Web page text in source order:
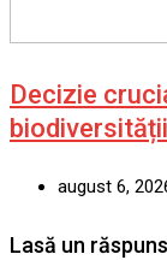
Decizie
august 6,
Lasă un răspuns